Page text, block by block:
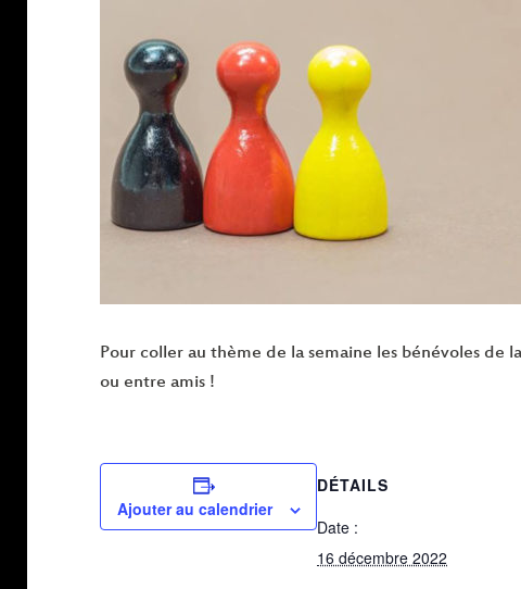
Pour coller au thème de la semaine les bénévoles
ou entre amis !
Ajouter au calendrier
DÉTAILS
Date :
16 décembre 2022